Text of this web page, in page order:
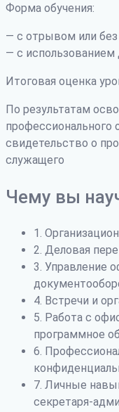
Форма обучения:
— с отрывом или
— с использованием
Итоговая оценка
По результатам
профессионального
свидетельство о
служащего
Чему вы
1.
2. Деловая
3. Управление
4. Встречи и
5. Работа с
программное
6.
7. Личные
секретаря-